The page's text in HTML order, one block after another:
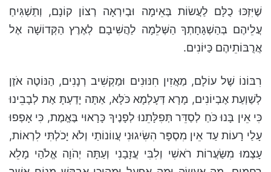
שֶׁיִּזְכּוּ כֻלָּם לַעֲשׂוֹת בְּאֵימָה וּבְיִרְאָה רְצוֹן קוֹנָם, וְתַשְׁגִּיחַ
עֲלֵיהֶם בְּהַשְׁגָּחָתְךָ הַשְּׁלֵמָה לַהֲשִׁיבָם לְאֶרֶץ הַקְּדוֹשָׁה אֶל
אֲרֻבּוֹתֵיהֶם כַּיּוֹנִים.
רִבּוֹנוֹ שֶׁל עוֹלָם, מַאֲזִין חִנּוּנִים וּמַקְשִׁיב רְנָנִים, הַנּוֹטֶה אֹזֶן
לְשַׁוְעַת אֶבְיוֹנִים, מָרָא דְּעָלְמָא כֹּלָּא, אַתָּה יָדַעְתָּ אֶת לְבָבֵינוּ
כִּי אֵין בָּנוּ כֹּחַ לְסַדֵּר תְּפִלָּתֵנוּ לְפָנֶיךָ כָּרָאוּי בֶּאֱמֶת, כִּי אָפְפוּ
עָלַי רָעוֹת עַד אֵין מִסְפָּר הִשִּׂיגוּנִי עֲווֹנוֹתַי וְלֹא יָכֹלְתִּי לִרְאוֹת,
עָצְמוּ מִשַּׂעֲרוֹת רֹאשִׁי וְלִבִּי עֲזָבָנִי וְעַתָּה יְהֹוָה אֱלֹהַי מָלֵא